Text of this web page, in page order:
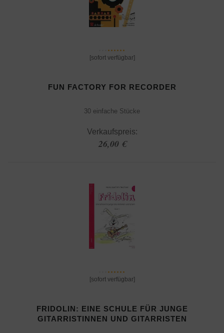
[sofort verfügbar]
FUN FACTORY FOR RECORDER
30 einfache Stücke
Verkaufspreis:
26,00 €
[sofort verfügbar]
FRIDOLIN: EINE SCHULE FÜR JUNGE
GITARRISTINNEN UND GITARRISTEN